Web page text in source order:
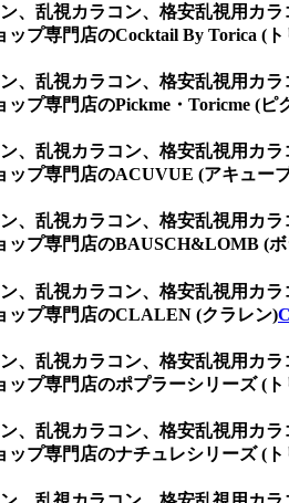
、乱視カラコン、格安乱視用カ
プ専門店のCocktail By Torica (ト
、乱視カラコン、格安乱視用カ
プ専門店のPickme・Toricme (ピ
、乱視カラコン、格安乱視用カ
ップ専門店のACUVUE (アキュー
、乱視カラコン、格安乱視用カ
ップ専門店のBAUSCH&LOMB (
、乱視カラコン、格安乱視用カ
ップ専門店のCLALEN (クラレン)
、乱視カラコン、格安乱視用カ
プ専門店のポプラーシリーズ (ト
、乱視カラコン、格安乱視用カ
プ専門店のナチュレシリーズ (ト